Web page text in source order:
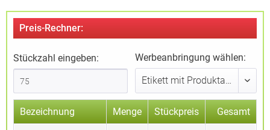
Preis-Rechner:
Stückzahl eingeben: Werbeanbringung wählen:
Bezeichnung Menge Stückpreis Gesamt